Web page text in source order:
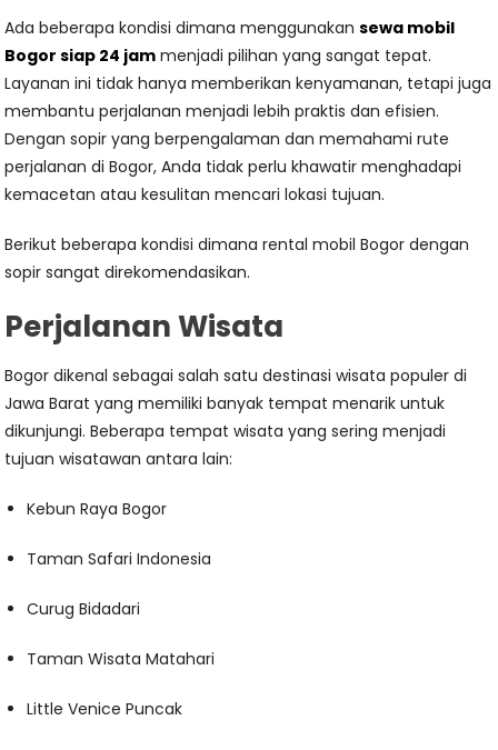
Ada beberapa kondisi dimana menggunakansewa mobil
Bogor siap 24 jam menjadi pilihan yang sangat tepat.
Layanan ini tidak hanya memberikan kenyamanan, tetapi juga
membantu perjalanan menjadi lebih praktis dan efisien.
Dengan sopir yang berpengalaman dan memahami rute
perjalanan di Bogor, Anda tidak perlu khawatir menghadapi
kemacetan atau kesulitan mencari lokasi tujuan.
Berikut beberapa kondisi dimana rental mobil Bogor dengan
sopir sangat direkomendasikan.
Perjalanan Wisata
Bogor dikenal sebagai salah satu destinasi wisata populer di
Jawa Barat yang memiliki banyak tempat menarik untuk
dikunjungi. Beberapa tempat wisata yang sering menjadi
tujuan wisatawan antara lain:
Kebun Raya Bogor
Taman Safari Indonesia
Curug Bidadari
Taman Wisata Matahari
Little Venice Puncak